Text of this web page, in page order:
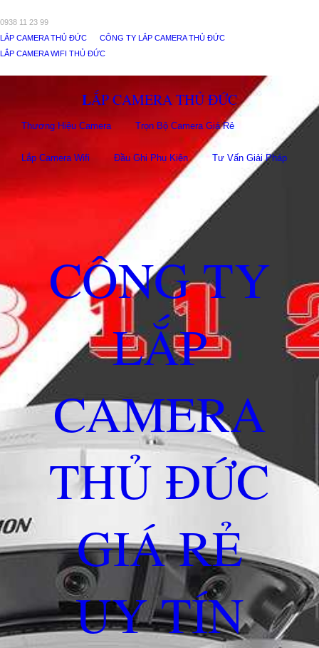
0938 11 23 99
LẮP CAMERA THỦ ĐỨC
CÔNG TY LẮP CAMERA THỦ ĐỨC
LẮP CAMERA WIFI THỦ ĐỨC
LẮP CAMERA THỦ ĐỨC
Thương Hiệu Camera Trọn Bộ Camera Giá Rẻ
Lắp Camera Wifi Đầu Ghi Phụ Kiên Tư Vấn Giải Pháp
CÔNG TY
LẮP
CAMERA
THỦ ĐỨC
GIÁ RẺ
UY TÍN